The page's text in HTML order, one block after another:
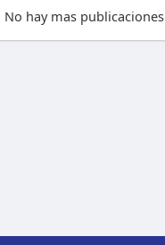
No hay mas publicaciones